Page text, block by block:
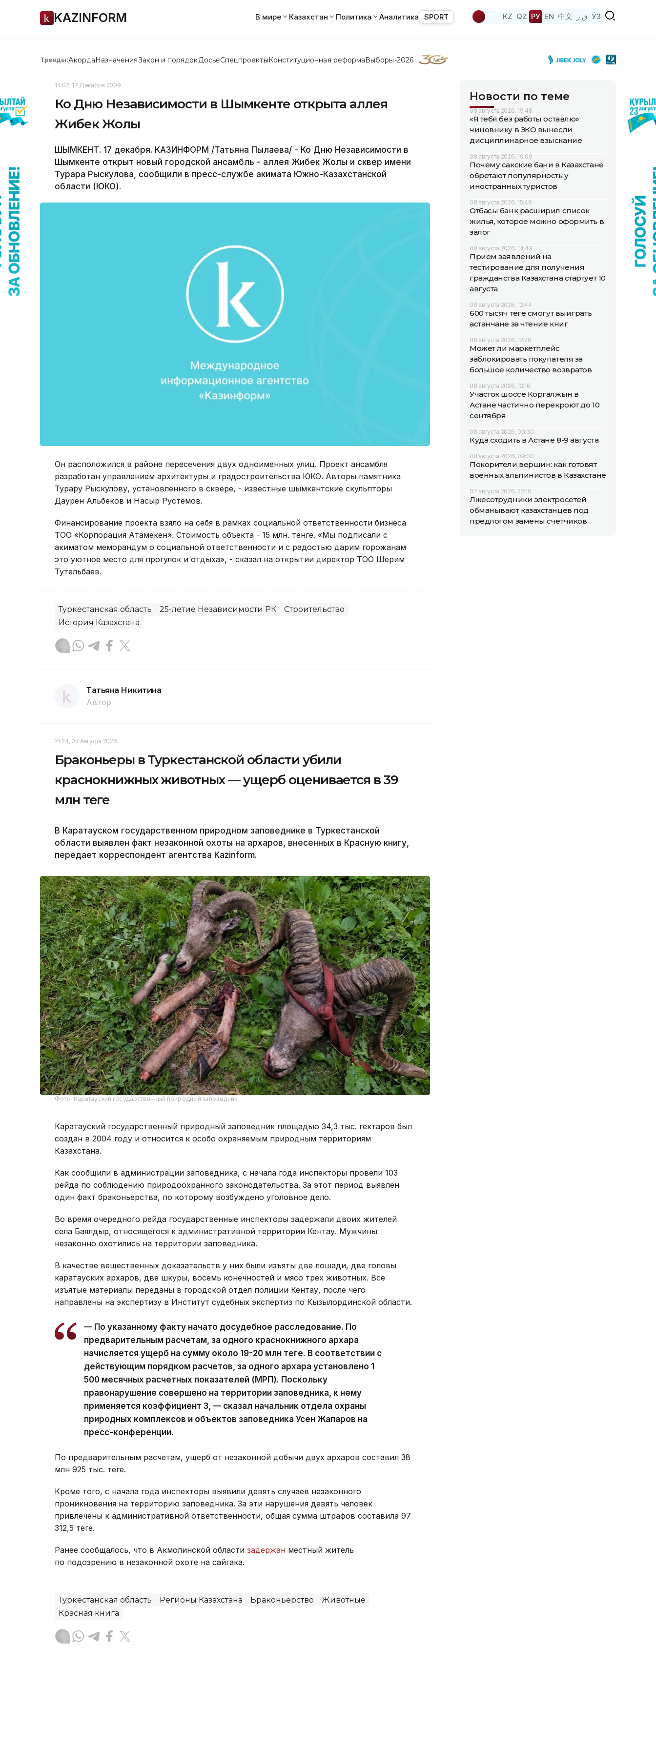
KAZINFORM В мире Казахстан Политика Аналитика SPORT KZ QZ РУ EN 中文 ق ز ЎЗ
Тренды:АкордаНазначенияЗакон и порядок ДосьеСпецпроектыКонституционная реформаВыборы-2026
14:02, 17 Декабря 2009
Ко Дню Независимости в Шымкенте открыта аллея
Жибек Жолы
ШЫМКЕНТ. 17 декабря. КАЗИНФОРМ /Татьяна Пылаева/ - Ко Дню Независимости в
Шымкенте открыт новый городской ансамбль - аллея Жибек Жолы и сквер имени
Турара Рыскулова, сообщили в пресс-службе акимата Южно-Казахстанской
области (ЮКО).
Он расположился в районе пересечения двух одноименных улиц. Проект ансамбля
разработан управлением архитектуры и градостроительства ЮКО. Авторы памятника
Турару Рыскулову, установленного в сквере, - известные шымкентские скульпторы
Даурен Альбеков и Насыр Рустемов.
Финансирование проекта взяло на себя в рамках социальной ответственности бизнеса
ТОО «Корпорация Атамекен». Стоимость объекта - 15 млн. тенге. «Мы подписали с
акиматом меморандум о социальной ответственности и с радостью дарим горожанам
это уютное место для прогулок и отдыха», - сказал на открытии директор ТОО Шерим
Тутельбаев.
Туркестанская область 25-летие Независимости РК
Строительство
История Казахстана
Татьяна Никитина
Автор
21:24, 07 Августа 2026
Браконьеры в Туркестанской области убили
краснокнижных животных — ущерб оценивается в 39
млн теңге
В Каратауском государственном природном заповеднике в Туркестанской
области выявлен факт незаконной охоты на архаров, внесенных в Красную книгу,
передает корреспондент агентства Kazinform.
Фото: Каратауский государственный природный заповедник
Каратауский государственный природный заповедник площадью 34,3 тыс. гектаров был
создан в 2004 году и относится к особо охраняемым природным территориям
Казахстана.
Как сообщили в администрации заповедника, с начала года инспекторы провели 103
рейда по соблюдению природоохранного законодательства. За этот период выявлен
один факт браконьерства, по которому возбуждено уголовное дело.
Во время очередного рейда государственные инспекторы задержали двоих жителей
села Баялдыр, относящегося к административной территории Кентау. Мужчины
незаконно охотились на территории заповедника.
В качестве вещественных доказательств у них были изъяты две лошади, две головы
каратауских архаров, две шкуры, восемь конечностей и мясо трех животных. Все
изъятые материалы переданы в городской отдел полиции Кентау, после чего
направлены на экспертизу в Институт судебных экспертиз по Кызылординской области.
— По указанному факту начато досудебное расследование. По
предварительным расчетам, за одного краснокнижного архара
начисляется ущерб на сумму около 19-20 млн теңге. В соответствии с
действующим порядком расчетов, за одного архара установлено 1
500 месячных расчетных показателей (МРП). Поскольку
правонарушение совершено на территории заповедника, к нему
применяется коэффициент 3, — сказал начальник отдела охраны
природных комплексов и объектов заповедника Усен Жапаров на
пресс-конференции.
По предварительным расчетам, ущерб от незаконной добычи двух архаров составил 38
млн 925 тыс. теңге.
Кроме того, с начала года инспекторы выявили девять случаев незаконного
проникновения на территорию заповедника. За эти нарушения девять человек
привлечены к административной ответственности, общая сумма штрафов составила 97
312,5 теңге.
Ранее сообщалось, что в Акмолинской области задержан местный житель
по подозрению в незаконной охоте на сайгака.
Туркестанская область Регионы Казахстана Браконьерство
Животные
Красная книга
Новости по теме
08 августа 2026, 19:48
«Я тебя без работы оставлю»:
чиновнику в ЗКО вынесли
дисциплинарное взыскание
08 августа 2026, 19:00
Почему сакские бани в Казахстане
обретают популярность у
иностранных туристов
08 августа 2026, 15:48
Отбасы банк расширил список
жилья, которое можно оформить в
залог
08 августа 2026, 14:43
Прием заявлений на
тестирование для получения
гражданства Казахстана стартует 10
августа
08 августа 2026, 12:44
600 тысяч теңге смогут выиграть
астанчане за чтение книг
08 августа 2026, 12:29
Может ли маркетплейс
заблокировать покупателя за
большое количество возвратов
08 августа 2026, 12:16
Участок шоссе Коргалжын в
Астане частично перекроют до 10
сентября
08 августа 2026, 09:30
Куда сходить в Астане 8-9 августа
08 августа 2026, 09:00
Покорители вершин: как готовят
военных альпинистов в Казахстане
07 августа 2026, 22:10
Лжесотрудники электросетей
обманывают казахстанцев под
предлогом замены счетчиков